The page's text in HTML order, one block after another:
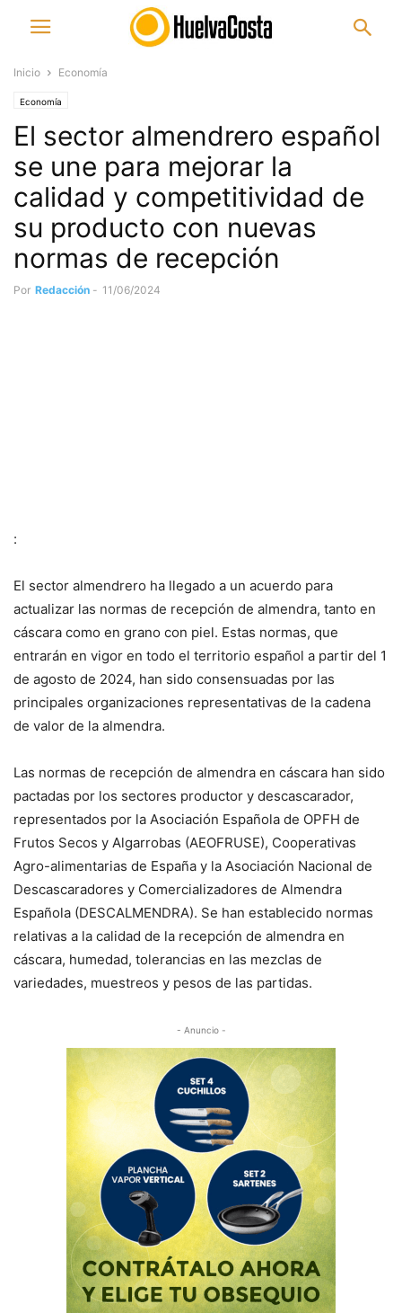
Inicio Economía
Economía
El sector almendrero español
se une para mejorar la
calidad y competitividad de
su producto con nuevas
normas de recepción
Por Redacción - 11/06/2024
:
El sector almendrero ha llegado a un acuerdo para
actualizar las normas de recepción de almendra, tanto en
cáscara como en grano con piel. Estas normas, que
entrarán en vigor en todo el territorio español a partir del 1
de agosto de 2024, han sido consensuadas por las
principales organizaciones representativas de la cadena
de valor de la almendra.
Las normas de recepción de almendra en cáscara han sido
pactadas por los sectores productor y descascarador,
representados por la Asociación Española de OPFH de
Frutos Secos y Algarrobas (AEOFRUSE), Cooperativas
Agro-alimentarias de España y la Asociación Nacional de
Descascaradores y Comercializadores de Almendra
Española (DESCALMENDRA). Se han establecido normas
relativas a la calidad de la recepción de almendra en
cáscara, humedad, tolerancias en las mezclas de
variedades, muestreos y pesos de las partidas.
- Anuncio -